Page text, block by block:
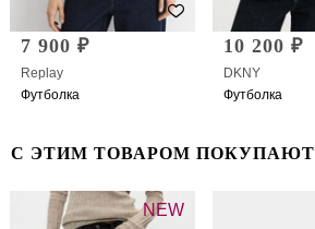
7 900 ₽
Replay
Футболка
10 200 ₽
DKNY
Футболка
С ЭТИМ ТОВАРОМ ПОКУПАЮТ
NEW